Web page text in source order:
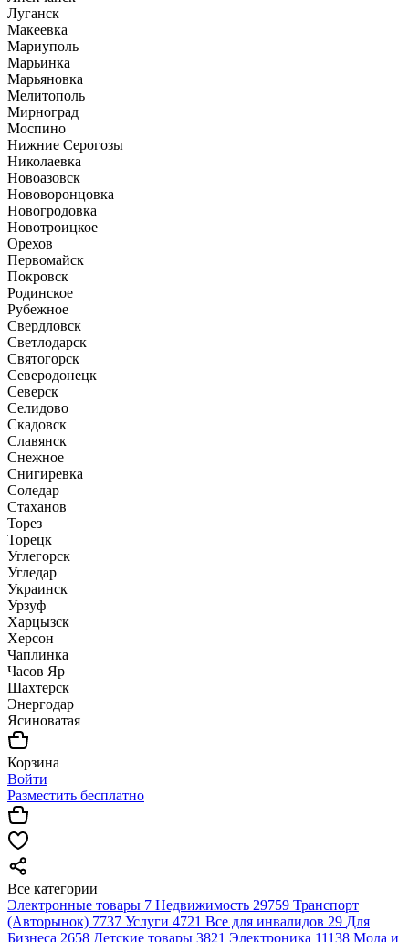
Луганск
Макеевка
Мариуполь
Марьинка
Марьяновка
Мелитополь
Мирноград
Моспино
Нижние Серогозы
Николаевка
Новоазовск
Нововоронцовка
Новогродовка
Новотроицкое
Орехов
Первомайск
Покровск
Родинское
Рубежное
Свердловск
Светлодарск
Святогорск
Северодонецк
Северск
Селидово
Скадовск
Славянск
Снежное
Снигиревка
Соледар
Стаханов
Торез
Торецк
Углегорск
Угледар
Украинск
Урзуф
Харцызск
Херсон
Чаплинка
Часов Яр
Шахтерск
Энергодар
Ясиноватая
Корзина
Войти
Разместить бесплатно
Все категории
Электронные товары 7 Недвижимость 29759 Транспорт
(Авторынок) 7737 Услуги 4721 Все для инвалидов 29 Для
Бизнеса 2658 Детские товары 3821 Электроника 11138 Мода и